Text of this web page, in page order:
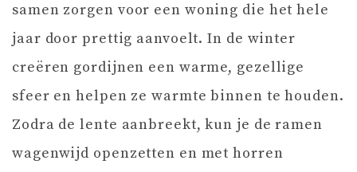
samen zorgen voor een woning die het hele
jaar door prettig aanvoelt. In de winter
creëren gordijnen een warme, gezellige
sfeer en helpen ze warmte binnen te houden.
Zodra de lente aanbreekt, kun je de ramen
wagenwijd openzetten en met horren